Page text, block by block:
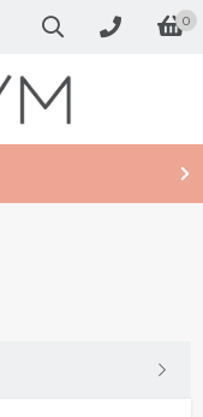
0